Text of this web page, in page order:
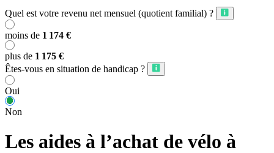
Quel est votre revenu net mensuel (quotient familial) ?
moins de 1 174 €
plus de 1 175 €
Êtes-vous en situation de handicap ?
Oui
Non
Les aides à l’achat de vélo à